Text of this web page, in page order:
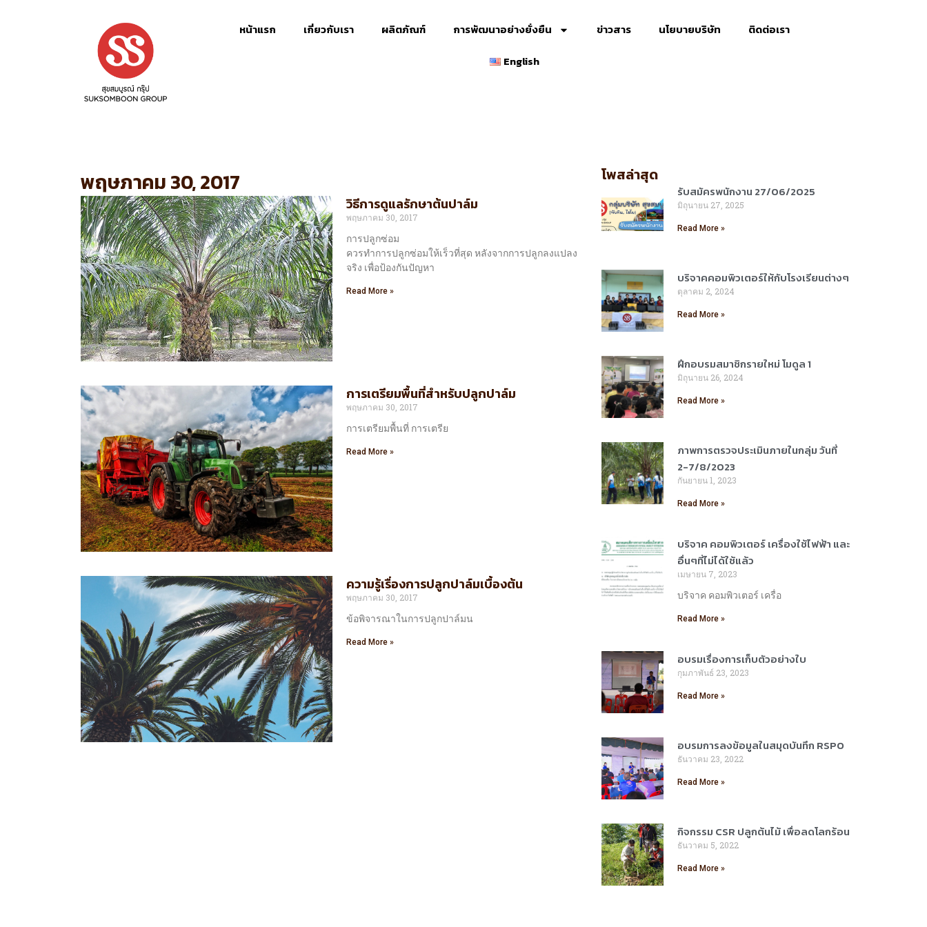
หน้าแรก เกี่ยวกับเรา ผลิตภัณฑ์ การพัฒนาอย่างยั่งยืน ข่าวสาร นโยบายบริษัท
ติดต่อเรา
English
พฤษภาคม 30, 2017
วิธีการดูแลรักษาต้นปาล์ม
พฤษภาคม 30, 2017
การปลูกซ่อม
ควรทำการปลูกซ่อมให้เร็วที่สุด หลังจากการปลูกลงแปลง
จริง เพื่อป้องกันปัญหา
Read More »
การเตรียมพื้นที่สำหรับปลูกปาล์ม
พฤษภาคม 30, 2017
การเตรียมพื้นที่ การเตรีย
Read More »
ความรู้เรื่องการปลูกปาล์มเบื้องต้น
พฤษภาคม 30, 2017
ข้อพิจารณาในการปลูกปาล์มน
Read More »
โพสล่าสุด
รับสมัครพนักงาน 27/06/2025
มิถุนายน 27, 2025
Read More »
บริจาคคอมพิวเตอร์ให้กับโรงเรียนต่างๆ
ตุลาคม 2, 2024
Read More »
ฝึกอบรมสมาชิกรายใหม่ โมดูล 1
มิถุนายน 26, 2024
Read More »
ภาพการตรวจประเมินภายในกลุ่ม วันที่
2-7/8/2023
กันยายน 1, 2023
Read More »
บริจาค คอมพิวเตอร์ เครื่องใช้ไฟฟ้า และ
อื่นๆที่ไม่ได้ใช้แล้ว
เมษายน 7, 2023
บริจาค คอมพิวเตอร์ เครื่อ
Read More »
อบรมเรื่องการเก็บตัวอย่างใบ
กุมภาพันธ์ 23, 2023
Read More »
อบรมการลงข้อมูลในสมุดบันทึก RSPO
ธันวาคม 23, 2022
Read More »
กิจกรรม CSR ปลูกต้นไม้ เพื่อลดโลกร้อน
ธันวาคม 5, 2022
Read More »